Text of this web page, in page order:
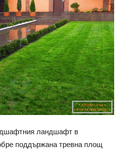
ландшафт в
поддържана тревна площ